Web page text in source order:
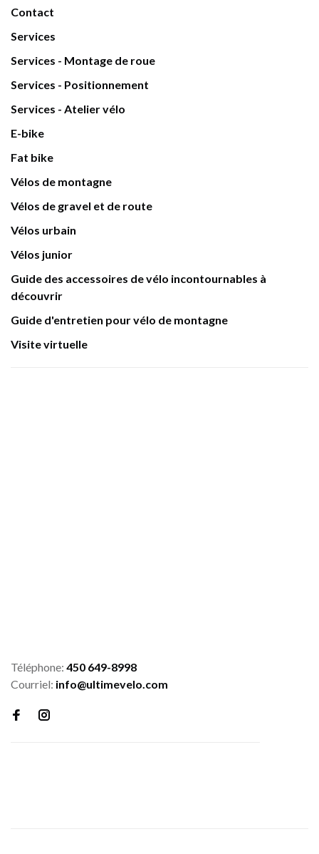
Contact
Services
Services - Montage de roue
Services - Positionnement
Services - Atelier vélo
E-bike
Fat bike
Vélos de montagne
Vélos de gravel et de route
Vélos urbain
Vélos junior
Guide des accessoires de vélo incontournables à
découvrir
Guide d'entretien pour vélo de montagne
Visite virtuelle
Téléphone: 450 649-8998
Courriel: info@ultimevelo.com